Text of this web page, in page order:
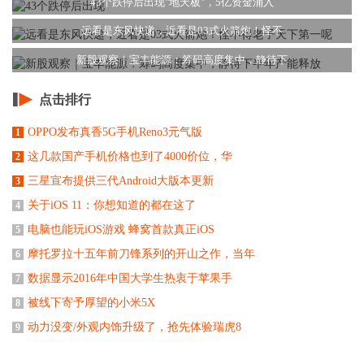
远看是东风快递，近看是03式火箭炮！怪不
新股观察｜宝丰能源：筹码高度集中，静待下
点击排行
1 OPPO发布真香5G手机Reno3元气版
2 这几款国产手机价格也到了4000价位，华
3 三星宣布提供三代Android大版本更新
4 关于iOS 11：你想知道的都在这了
5 电脑也能玩iOS游戏 蜂窝首款真正iOS
6 摩托罗拉十五年前刀锋系列的开山之作，当年
7 数据显示2016年中国大学生热衷于苹果手
8 被线下寄予厚望的小米5X
9 动力没变/外观内饰升级了，抢先体验瑞虎8